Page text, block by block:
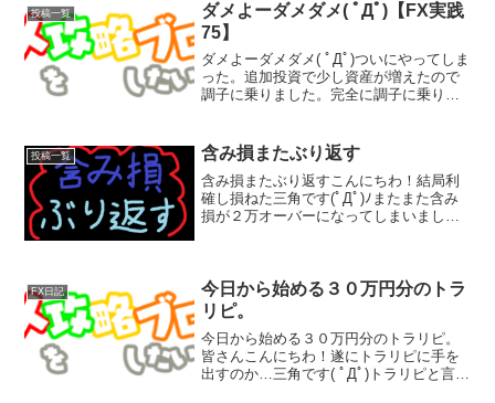
投稿一覧
ダメよーダメダメ( ﾟДﾟ)【FX実践
75】
ダメよーダメダメ( ﾟДﾟ)ついにやってしま
った。追加投資で少し資産が増えたので
調子に乗りました。完全に調子に乗りま
に行ったのやら。なぜこんなことになっ
たのかと...
投稿一覧 含み損またぶり返す
含み損またぶり返すこんにちわ！結局利
確し損ねた三角です(ﾟДﾟ)ﾉまたまた含み
損が２万オーバーになってしまいまし
した(;´･ω･)利...
FX日記
今日から始める３０万円分のトラ
リピ。
今日から始める３０万円分のトラリピ。
皆さんこんにちわ！遂にトラリピに手を
出すのか…三角です( ﾟДﾟ)トラリピと言え